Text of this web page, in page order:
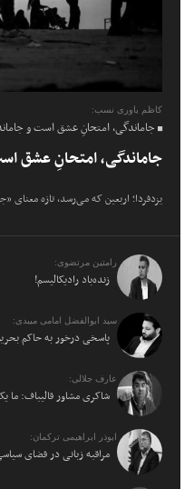
کاظم یاوری نسب:
جاماندگی، امتحانِ عشق است و
جاماندگی، امتحانِ عشق
یزدفردا؛ اربعین که می‌رسد، تازه
رامتین مرتضوی:
زنده‌باد رادیکالیسم!
سید ابوالفضل امامی میبدی:
پاسخی درخور به حاکم
عارف جلالی:
شاکری مشاور قالیباف: ما
ابوذر ابراهیمی ترکمان:
مراقبه زبانی در فضای